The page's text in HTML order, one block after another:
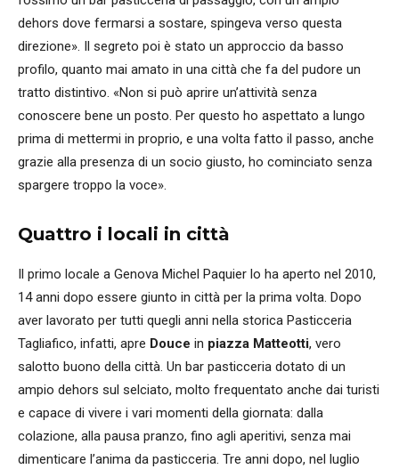
dehors dove fermarsi a sostare, spingeva verso questa
direzione». Il segreto poi è stato un approccio da basso
profilo, quanto mai amato in una città che fa del pudore un
tratto distintivo. «Non si può aprire un’attività senza
conoscere bene un posto. Per questo ho aspettato a lungo
prima di mettermi in proprio, e una volta fatto il passo, anche
grazie alla presenza di un socio giusto, ho cominciato senza
spargere troppo la voce».
Quattro i locali in città
Il primo locale a Genova Michel Paquier lo ha aperto nel 2010,
14 anni dopo essere giunto in città per la prima volta. Dopo
aver lavorato per tutti quegli anni nella storica Pasticceria
Tagliafico, infatti, apre Douce in piazza Matteotti, vero
salotto buono della città. Un bar pasticceria dotato di un
ampio dehors sul selciato, molto frequentato anche dai turisti
e capace di vivere i vari momenti della giornata: dalla
colazione, alla pausa pranzo, fino agli aperitivi, senza mai
dimenticare l’anima da pasticceria. Tre anni dopo, nel luglio